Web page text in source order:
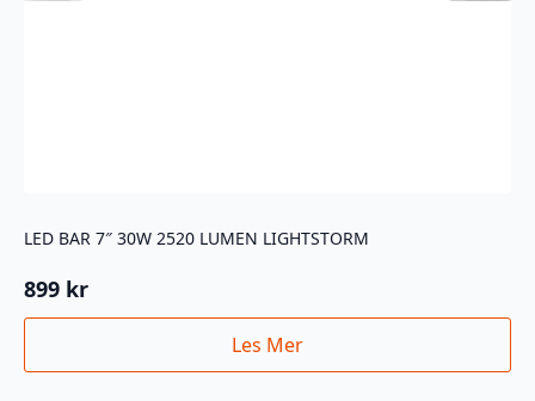
LED BAR 7″ 30W 2520 LUMEN LIGHTSTORM
899 kr
Les Mer